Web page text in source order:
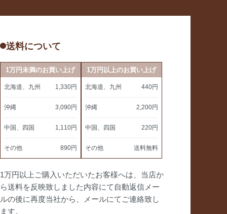
送料について
1万円未満のお買い上げ
北海道、九州 1,330円
沖縄 3,090円
中国、四国 1,110円
その他 890円
1万円以上のお買い上げ
北海道、九州 440円
沖縄 2,200円
中国、四国 220円
その他 送料無料
1万円以上ご購入いただいたお客様へは、当店か
ら送料を反映致しました内容にて自動返信メー
ルの後に再度当社から、メールにてご連絡致し
ます。